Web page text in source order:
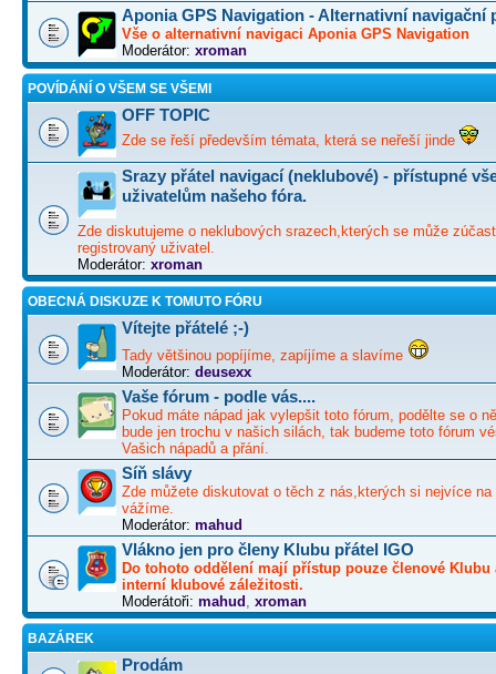
Aponia GPS Navigation - Alternativní navigační
Vše o alternativní navigaci Aponia GPS Navigation
Moderátor: xroman
POVÍDÁNÍ O VŠEM SE VŠEMI
OFF TOPIC
Zde se řeší především témata, která se neřeší jinde
Srazy přátel navigací (neklubové) - přístupné
uživatelům našeho fóra.
Zde diskutujeme o neklubových srazech,kterých se může
registrovaný uživatel.
Moderátor: xroman
OBECNÁ DISKUZE K TOMUTO FÓRU
Vítejte přátelé ;-)
Tady většinou popíjíme, zapíjíme a slavíme
Moderátor: deusexx
Vaše fórum - podle vás....
Pokud máte nápad jak vylepšit toto fórum, podělte se o
bude jen trochu v našich silách, tak budeme toto fórum
Vašich nápadů a přání.
Síň slávy
Zde můžete diskutovat o těch z nás,kterých si nejvíce na
vážíme.
Moderátor: mahud
Vlákno jen pro členy Klubu přátel IGO
Do tohoto oddělení mají přístup pouze členové Klubu
interní klubové záležitosti.
Moderátoři: mahud xroman
BAZÁREK
Prodám